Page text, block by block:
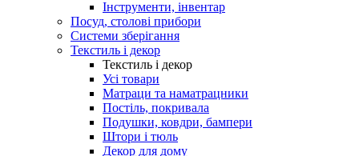
Інструменти, інвентар
Посуд, столові прибори
Системи зберігання
Текстиль і декор
Текстиль і декор
Усі товари
Матраци та наматрацники
Постіль, покривала
Подушки, ковдри, бампери
Штори і тюль
Декор для дому